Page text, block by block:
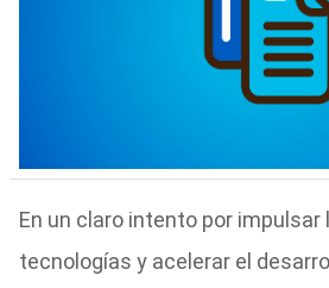
En un claro intento por impulsar
tecnologías y acelerar el